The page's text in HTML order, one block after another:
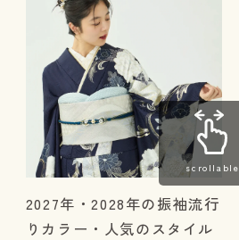
2027年・2028年の振袖流行
りカラー・人気のスタイル
scrollable